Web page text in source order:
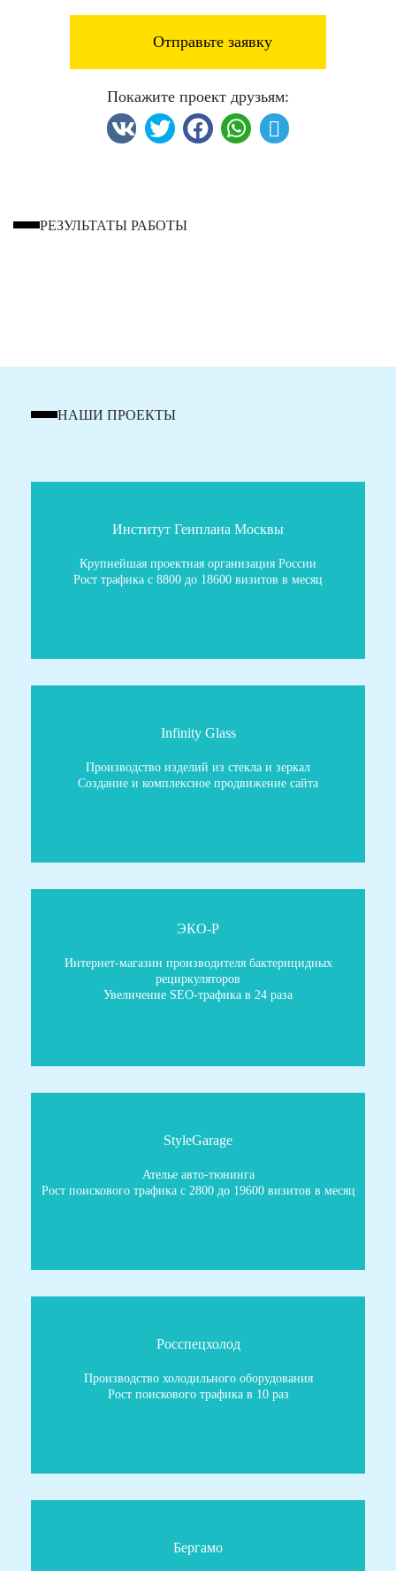
Отправьте заявку
Покажите проект друзьям:
РЕЗУЛЬТАТЫ РАБОТЫ
НАШИ ПРОЕКТЫ
Институт Генплана Москвы
Крупнейшая проектная организация России
Рост трафика с 8800 до 18600 визитов в месяц
Infinity Glass
Производство изделий из стекла и зеркал
Создание и комплексное продвижение сайта
ЭКО-Р
Интернет-магазин производителя бактерицидных
рециркуляторов
Увеличение SEO-трафика в 24 раза
StyleGarage
Ателье авто-тюнинга
Рост поискового трафика с 2800 до 19600 визитов в месяц
Росспецхолод
Производство холодильного оборудования
Рост поискового трафика в 10 раз
Бергамо